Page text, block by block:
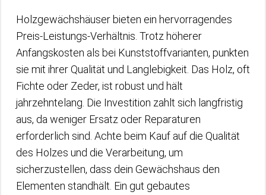
Holzgewächshäuser bieten ein hervorragendes
Preis-Leistungs-Verhältnis. Trotz höherer
Anfangskosten als bei Kunststoffvarianten, punkten
sie mit ihrer Qualität und Langlebigkeit. Das Holz, oft
Fichte oder Zeder, ist robust und hält
jahrzehntelang. Die Investition zahlt sich langfristig
aus, da weniger Ersatz oder Reparaturen
erforderlich sind. Achte beim Kauf auf die Qualität
des Holzes und die Verarbeitung, um
sicherzustellen, dass dein Gewächshaus den
Elementen standhält. Ein gut gebautes